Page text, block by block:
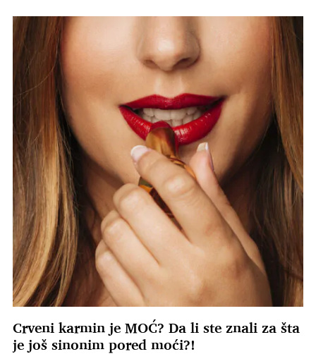
Crveni karmin je MOĆ? Da li ste znali za šta
je još sinonim pored moći?!